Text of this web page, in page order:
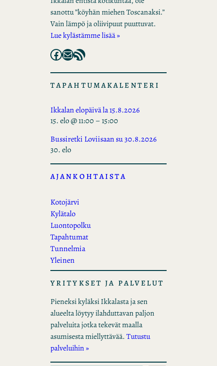
sanottu ”köyhän miehen Toscanaksi.”
Vain lämpö ja oliivipuut puuttuvat.
Lue kylästämme lisää »
Facebook Mail RSS Feed
TAPAHTUMAKALENTERI
Ikkalan elopäivä la 15.8.2026
15. elo @ 11:00 –15:00
Bussiretki Loviisaan su 30.8.2026
30. elo
AJANKOHTAISTA
Kotojärvi
Kylätalo
Luontopolku
Tapahtumat
Tunnelmia
Yleinen
YRITYKSET JA PALVELUT
Pieneksi kyläksi Ikkalasta ja sen
alueelta löytyy ilahduttavan paljon
palveluita jotka tekevät maalla
asumisesta miellyttävää.Tutustu
palveluihin »